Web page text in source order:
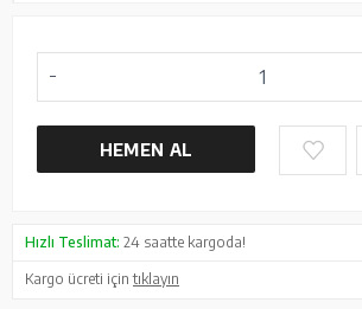
HEMEN AL
Hızlı Teslimat: 24 saatte kargoda!
Kargo ücreti içintıklayın